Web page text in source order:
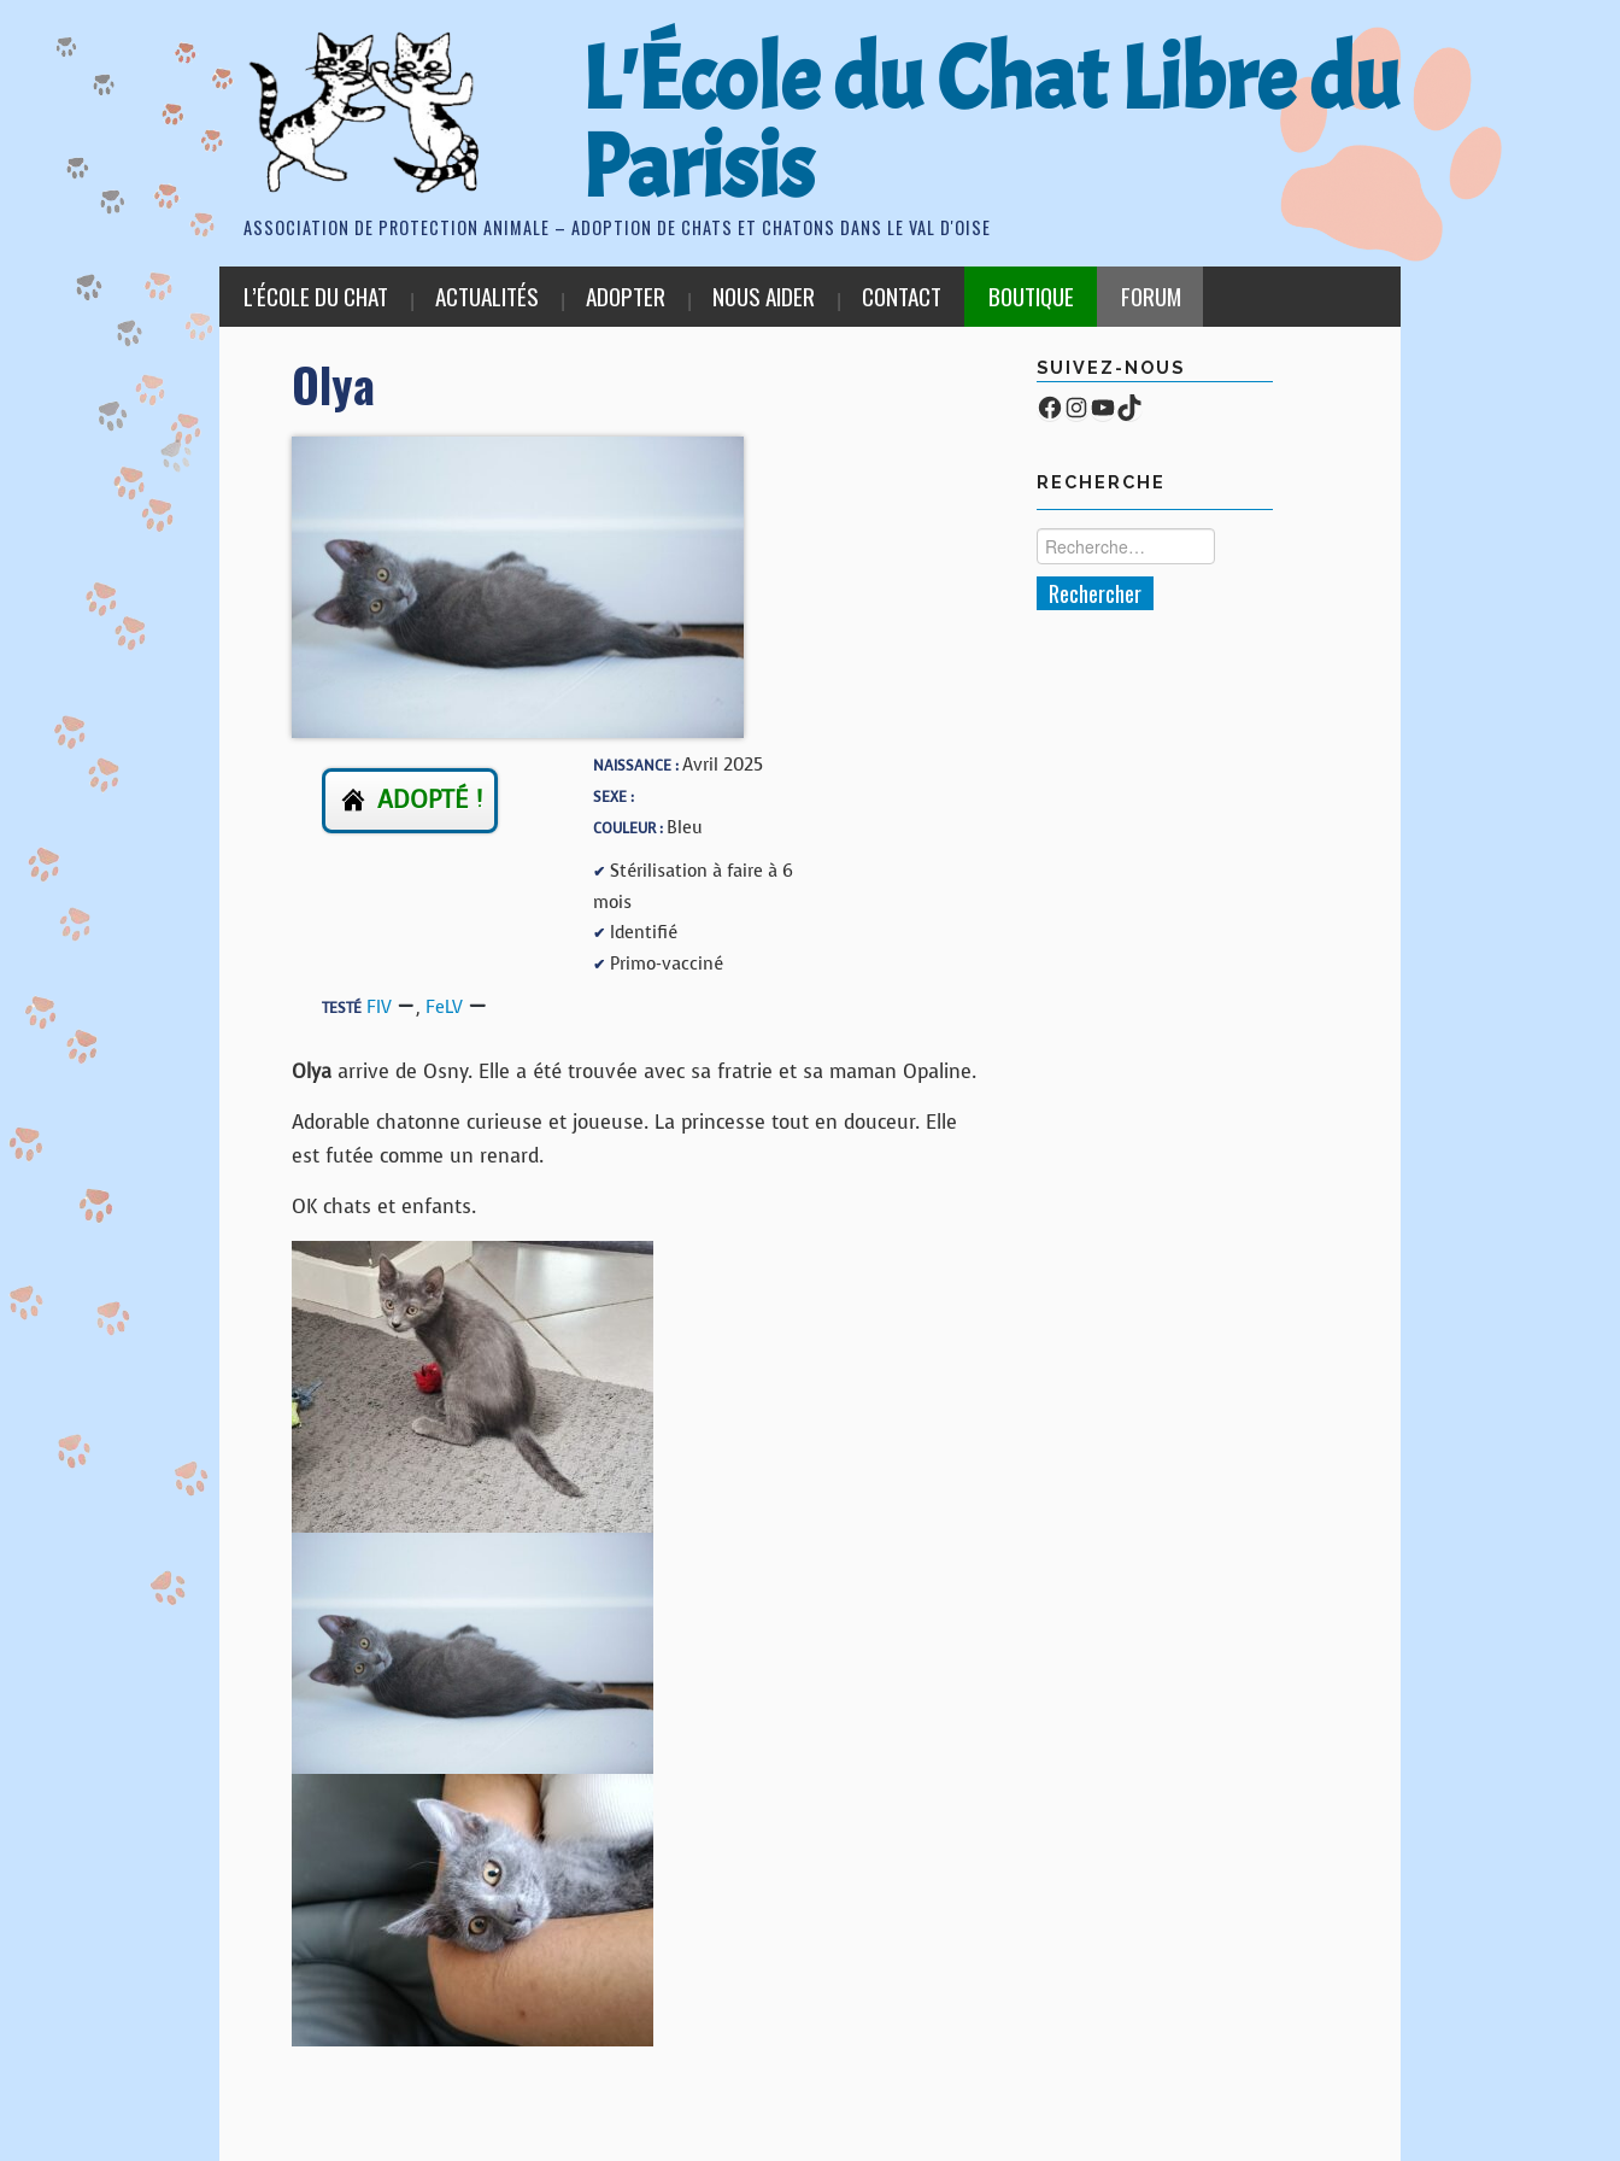
L'École du Chat Libre du
Parisis
ASSOCIATION DE PROTECTION ANIMALE – ADOPTION DE CHATS ET CHATONS DANS LE VAL D'OISE
L’ÉCOLE DU CHAT ACTUALITÉS ADOPTER NOUS AIDER CONTACT BOUTIQUE FORUM
Olya
ADOPTÉ !
NAISSANCE :Avril 2025
SEXE :
COULEUR : Bleu
✔ Stérilisation à faire à 6
mois
✔ Identifié
✔ Primo-vacciné
TESTÉ FIV , FeLV
Olya arrive de Osny. Elle a été trouvée avec sa fratrie et sa maman Opaline.
Adorable chatonne curieuse et joueuse. La princesse tout en douceur. Elle
est futée comme un renard.
OK chats et enfants.
SUIVEZ-NOUS
Facebook
Compte Instagram
YouTube
TikTok
RECHERCHE